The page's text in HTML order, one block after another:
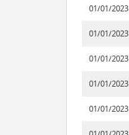
01/01/2023
01/01/2023
01/01/2023
01/01/2023
01/01/2023